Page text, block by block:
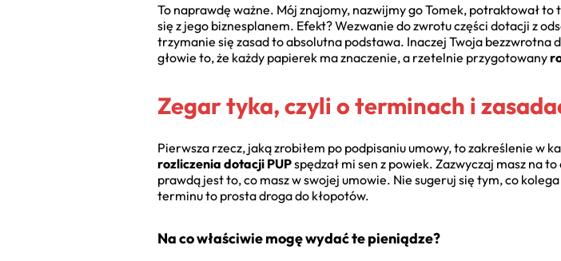
To naprawdę ważne. Mój znajomy, nazwijmy go Tomek, potraktował
się z jego biznesplanem. Efekt? Wezwanie do zwrotu części dotacji z
trzymanie się zasad to absolutna podstawa. Inaczej Twoja
głowie to, że każdy papierek ma znaczenie, a rzetelnie przygotowany
Zegar tyka, czyli o terminach i
Pierwsza rzecz, jaką zrobiłem po podpisaniu umowy, to zakreślenie w
rozliczenia dotacji PUPspędzał mi sen z powiek. Zazwyczaj masz na
prawdą jest to, co masz w swojej umowie. Nie sugeruj się tym, co
terminu to prosta droga do kłopotów.
Na co właściwie mogę wydać te pieniądze?